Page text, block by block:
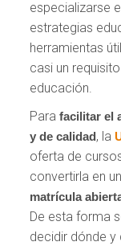
especializarse
estrategias
herramientas
casi un
educación.
Parafacilitar el
y de calidad, la
oferta de
convertirla en
matrícula
De esta forma
decidir dónde